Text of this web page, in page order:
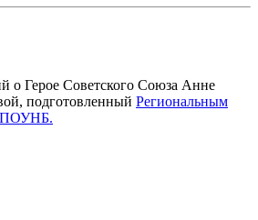
о Герое Советского Союза Анне
подготовленный Региональным
ПОУНБ.